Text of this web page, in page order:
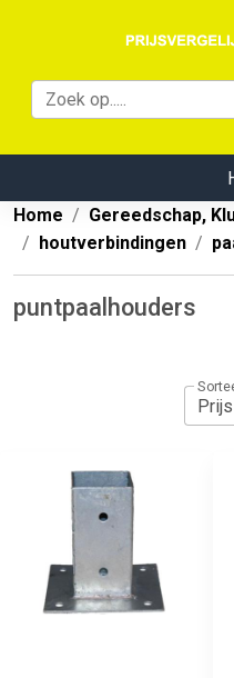
Home
Gereedschap,
houtverbindingen
puntpaalhouders